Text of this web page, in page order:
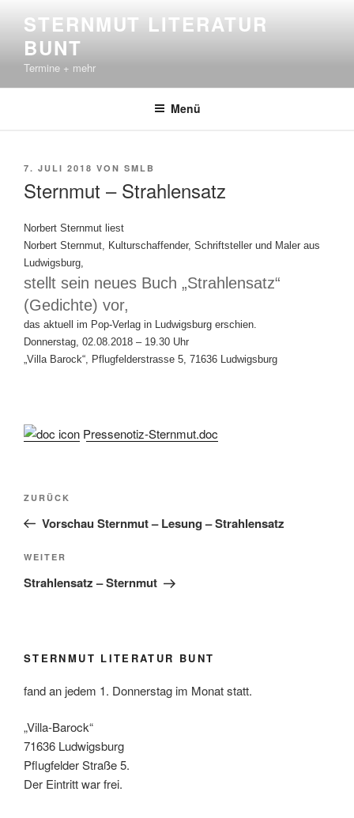
Inhalt
springen
STERNMUT LITERATUR
BUNT
Termine + mehr
Menü
VERÖFFENTLICHT
7. JULI 2018 VON SMLB
Sternmut – Strahlensatz
Norbert Sternmut liest
Norbert Sternmut, Kulturschaffender, Schriftsteller und Maler aus
Ludwigsburg,
stellt sein neues Buch „Strahlensatz“
(Gedichte) vor,
das aktuell im Pop-Verlag in Ludwigsburg erschien.
Donnerstag, 02.08.2018 – 19.30 Uhr
„Villa Barock“, Pflugfelderstrasse 5, 71636 Ludwigsburg
Pressenotiz-Sternmut.doc
Beitragsnavigation
Vorheriger
Beitrag
ZURÜCK
Vorschau Sternmut – Lesung – Strahlensatz
Nächster
Beitrag
WEITER
Strahlensatz – Sternmut
STERNMUT LITERATUR BUNT
fand an jedem 1. Donnerstag im Monat statt.
„Villa-Barock“
71636 Ludwigsburg
Pflugfelder Straße 5.
Der Eintritt war frei.